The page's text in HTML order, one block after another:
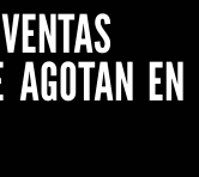
EN